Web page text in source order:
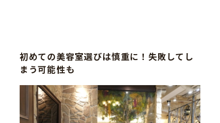
初めての美容室選びは慎重に！失敗してし
まう可能性も